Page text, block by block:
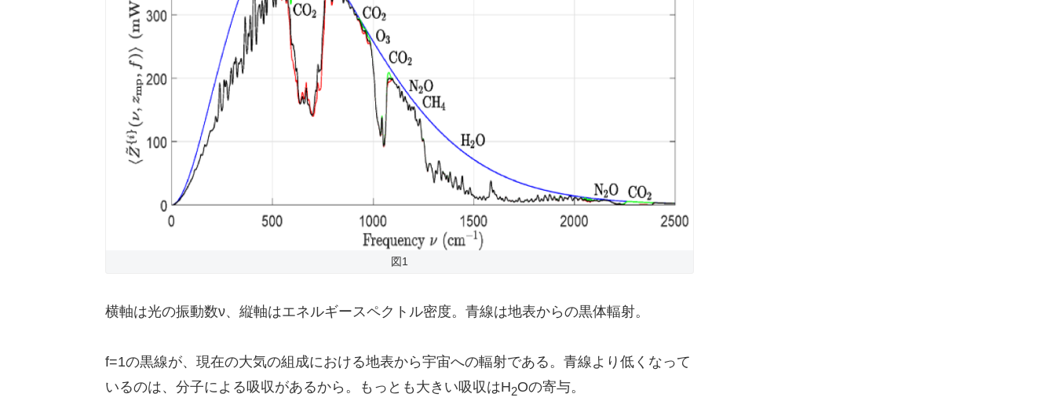
図1
横軸は光の振動数ν、縦軸はエネルギースペクトル密度。青線は地表からの黒体輻射。
f=1の黒線が、現在の大気の組成における地表から宇宙への輻射である。青線より低くなって
いるのは、分子による吸収があるから。もっとも大きい吸収はH2Oの寄与。